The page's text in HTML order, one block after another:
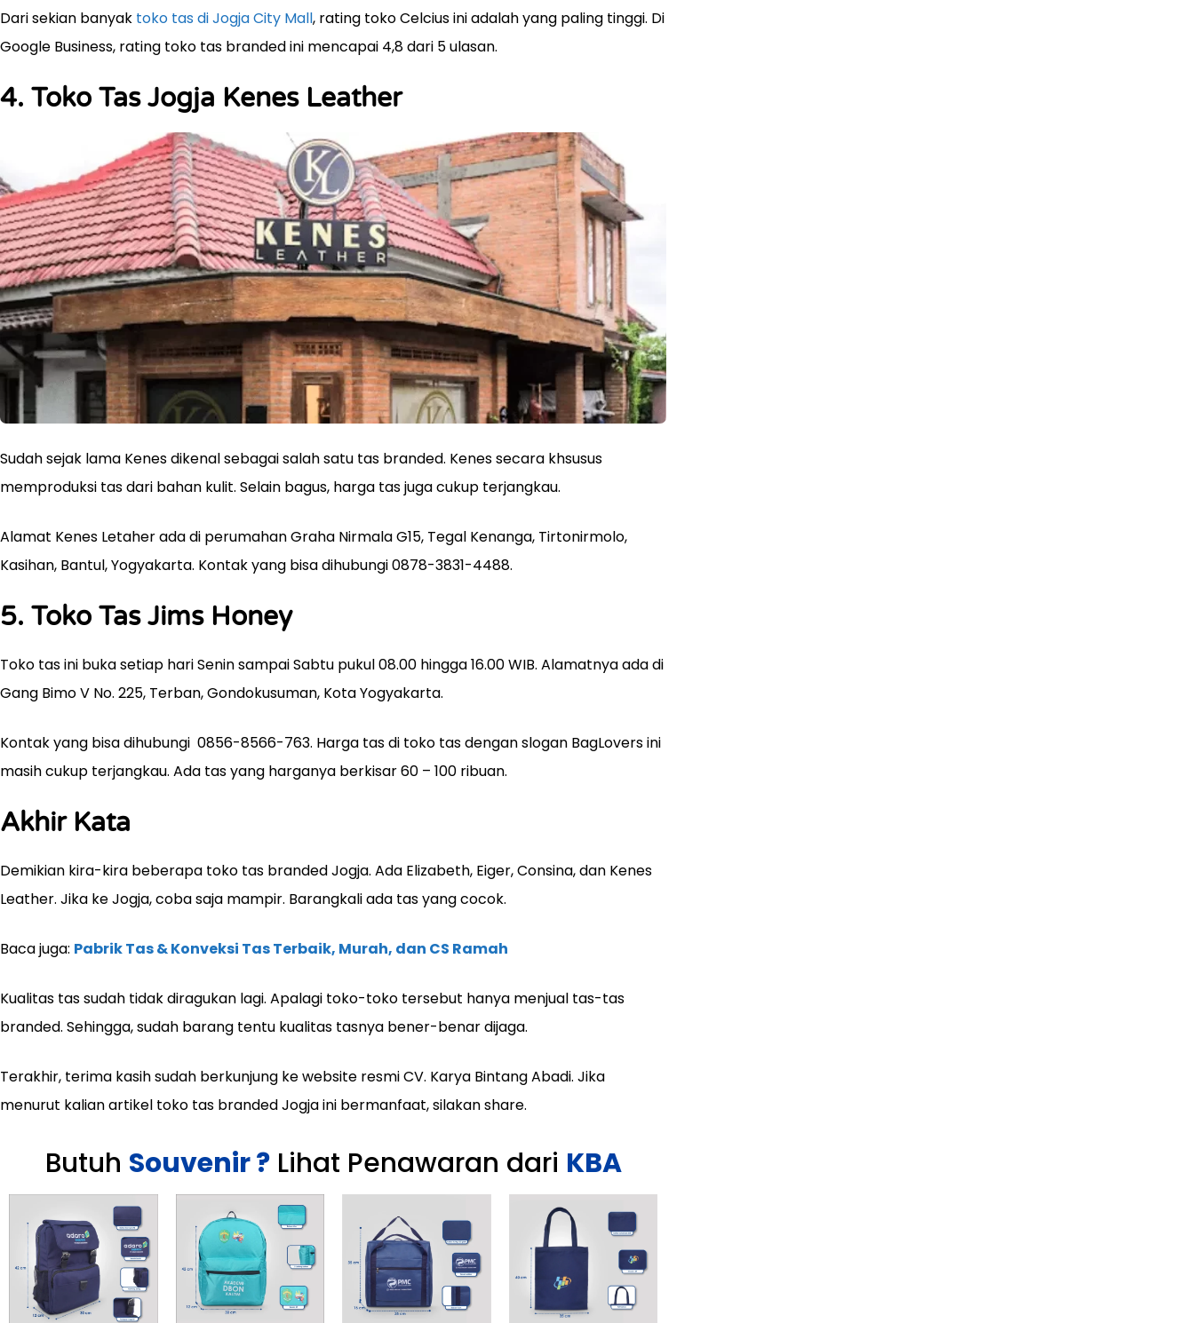
Dari sekian banyak toko tas di Jogja City Mall, rating toko Celcius ini adalah yang paling tinggi. Di
Google Business, rating toko tas branded ini mencapai 4,8 dari 5 ulasan.
4. Toko Tas Jogja Kenes Leather
Sudah sejak lama Kenes dikenal sebagai salah satu tas branded. Kenes secara khsusus
memproduksi tas dari bahan kulit. Selain bagus, harga tas juga cukup terjangkau.
Alamat Kenes Letaher ada di perumahan Graha Nirmala G15, Tegal Kenanga, Tirtonirmolo,
Kasihan, Bantul, Yogyakarta. Kontak yang bisa dihubungi0878-3831-4488.
5. Toko Tas Jims Honey
Toko tas ini buka setiap hari Senin sampai Sabtu pukul 08.00 hingga 16.00 WIB. Alamatnya ada di
Gang Bimo V No. 225, Terban, Gondokusuman, Kota Yogyakarta.
Kontak yang bisa dihubungi 0856-8566-763. Harga tas di toko tas dengan slogan BagLovers ini
masih cukup terjangkau. Ada tas yang harganya berkisar 60 – 100 ribuan.
Akhir Kata
Demikian kira-kira beberapa toko tas branded Jogja. Ada Elizabeth, Eiger, Consina, dan Kenes
Leather. Jika ke Jogja, coba saja mampir. Barangkali ada tas yang cocok.
Baca juga: Pabrik Tas & Konveksi Tas Terbaik, Murah, dan CS Ramah
Kualitas tas sudah tidak diragukan lagi. Apalagi toko-toko tersebut hanya menjual tas-tas
branded. Sehingga, sudah barang tentu kualitas tasnya bener-benar dijaga.
Terakhir, terima kasih sudah berkunjung ke website resmi CV. Karya Bintang Abadi. Jika
menurut kalian artikel toko tas branded Jogja ini bermanfaat, silakan share.
Butuh Souvenir ?Lihat Penawaran dari KBA